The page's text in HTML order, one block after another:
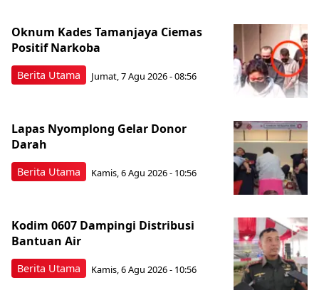
Berita Utama
Oknum Kades Tamanjaya Ciemas
Positif Narkoba
Jumat, 7 Agu 2026 - 08:56
Berita Utama
Lapas Nyomplong Gelar Donor
Darah
Kamis, 6 Agu 2026 - 10:56
Berita Utama
Kodim 0607 Dampingi Distribusi
Bantuan Air
Kamis, 6 Agu 2026 - 10:56